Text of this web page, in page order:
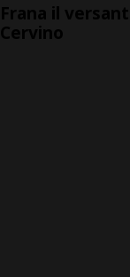
Frana il
Cervino